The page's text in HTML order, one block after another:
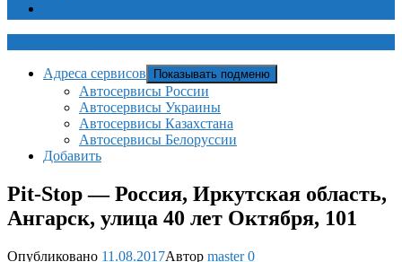
Адреса сервисов Показывать подменю
Автосервисы России
Автосервисы Украины
Автосервисы Казахстана
Автосервисы Белоруссии
Добавить
Pit-Stop — Россия, Иркутская область,
Ангарск, улица 40 лет Октября, 101
Опубликовано 11.08.2017Автор master0